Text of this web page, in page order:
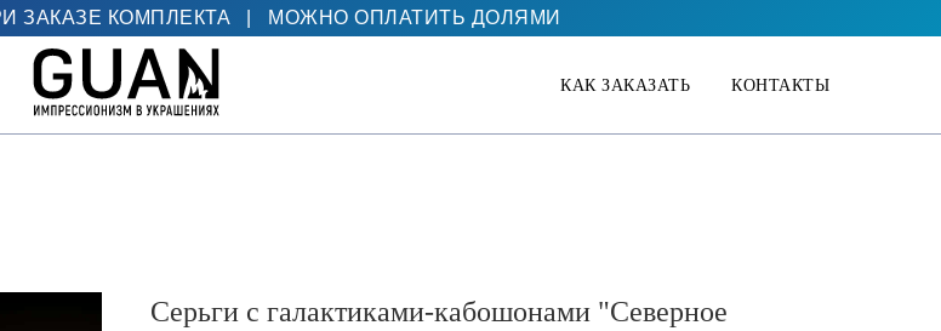
ЗАКАЗЕ КОМПЛЕКТА МОЖНО ОПЛАТИТЬ ДОЛЯМИ
КАК ЗАКАЗАТЬ КОНТАКТЫ
Серьги с галактиками-кабошонами "Северное